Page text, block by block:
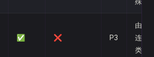
✅ ❌ P3
由本
连接
类似